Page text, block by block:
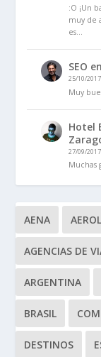
:O ¡Un
muy de
es…
SEO
25/10/2017
Muy
Hotel
27/09/2017
Muchas
AENA
AGENCIAS DE
ARGENTINA
BRASIL
DESTINOS